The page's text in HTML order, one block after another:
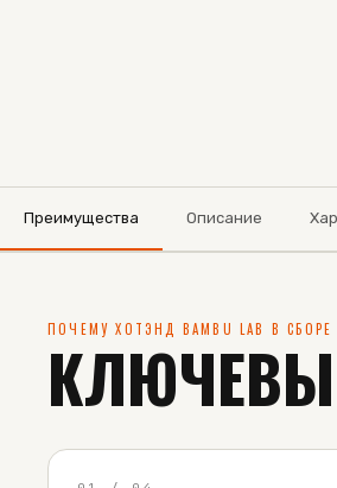
Преимущества Описание
ПОЧЕМУ ХОТЭНД BAMBU LAB В СБОРЕ